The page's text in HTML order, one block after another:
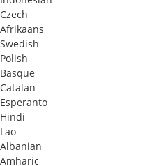
Czech
Afrikaans
Swedish
Polish
Basque
Catalan
Esperanto
Hindi
Lao
Albanian
Amharic